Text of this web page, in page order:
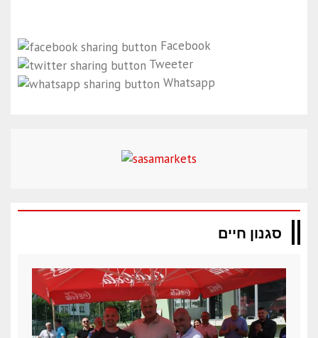
Facebook
Tweeter
Whatsapp
סגנון חיים